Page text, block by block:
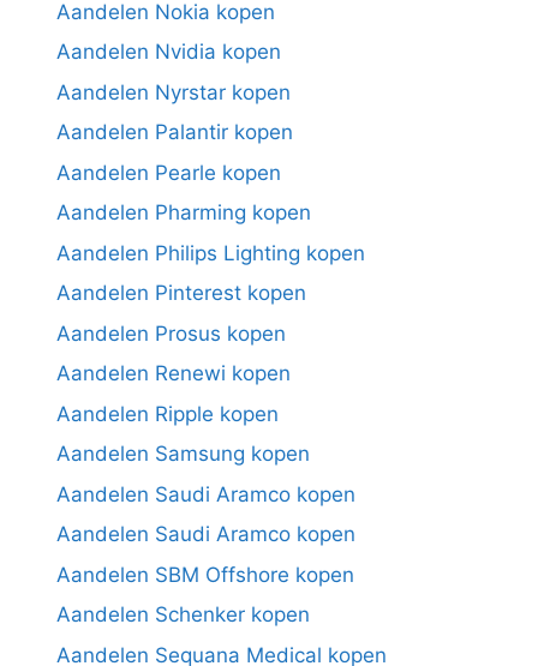
Aandelen Nokia kopen
Aandelen Nvidia kopen
Aandelen Nyrstar kopen
Aandelen Palantir kopen
Aandelen Pearle kopen
Aandelen Pharming kopen
Aandelen Philips Lighting kopen
Aandelen Pinterest kopen
Aandelen Prosus kopen
Aandelen Renewi kopen
Aandelen Ripple kopen
Aandelen Samsung kopen
Aandelen Saudi Aramco kopen
Aandelen Saudi Aramco kopen
Aandelen SBM Offshore kopen
Aandelen Schenker kopen
Aandelen Sequana Medical kopen